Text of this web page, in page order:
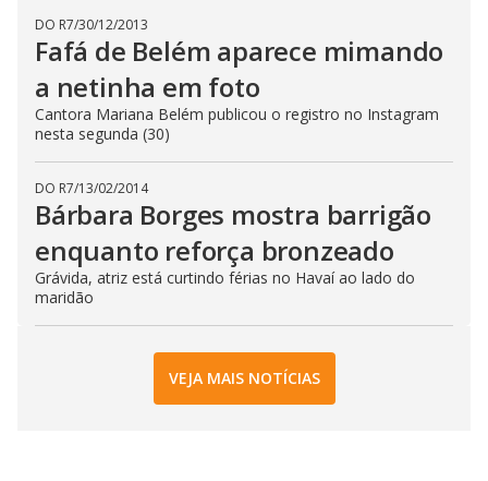
DO R7/30/12/2013
Fafá de Belém aparece mimando
a netinha em foto
Cantora Mariana Belém publicou o registro no Instagram
nesta segunda (30)
DO R7/13/02/2014
Bárbara Borges mostra barrigão
enquanto reforça bronzeado
Grávida, atriz está curtindo férias no Havaí ao lado do
maridão
VEJA MAIS NOTÍCIAS